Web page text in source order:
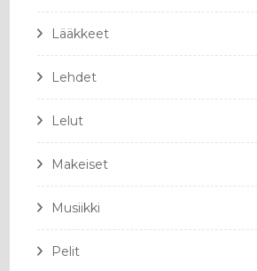
Lääkkeet
Lehdet
Lelut
Makeiset
Musiikki
Pelit